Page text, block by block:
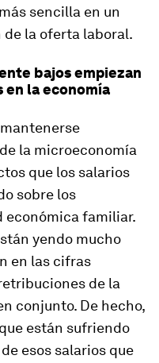
sencilla en un
la oferta laboral.
bajos empiezan
la economía
la microeconomía
que los salarios
sobre los
económica familiar.
yendo mucho
en las cifras
de la
conjunto. De hecho,
están sufriendo
esos salarios que